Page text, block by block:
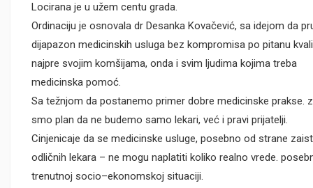
Locirana je u užem centu grada.
Ordinaciju je osnovala dr Desanka Kovačević, sa idejom da
dijapazon medicinskih usluga bez kompromisa po pitanu
najpre svojim komšijama, onda i svim ljudima kojima treba
medicinska pomoć.
Sa težnjom da postanemo primer dobre medicinske prakse.
smo plan da ne budemo samo lekari, već i pravi prijatelji.
Cinjenicaje da se medicinske usluge, posebno od strane
odličnih lekara – ne mogu naplatiti koliko realno vrede.
trenutnoj socio–ekonomskoj situaciji.